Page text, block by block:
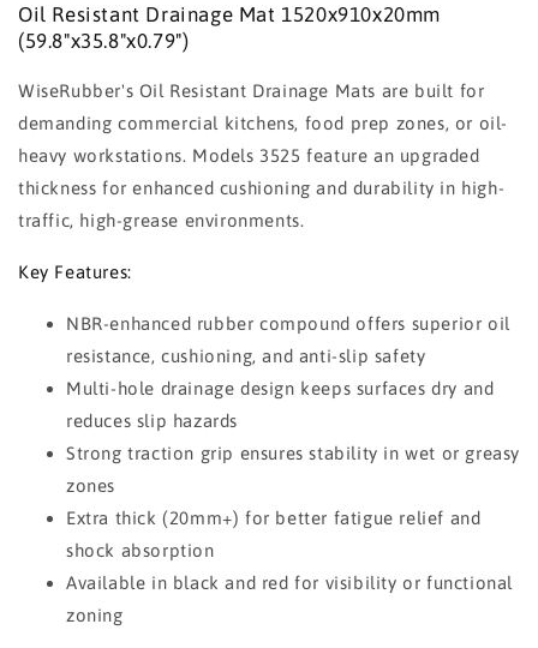
Oil Resistant Drainage Mat 1520x910x20mm
(59.8"x35.8"x0.79")
WiseRubber's Oil Resistant Drainage Mats are built for
demanding commercial kitchens, food prep zones, or oil-
heavy workstations. Models 3525 feature an upgraded
thickness for enhanced cushioning and durability in high-
traffic, high-grease environments.
Key Features:
NBR-enhanced rubber compound offers superior oil
resistance, cushioning, and anti-slip safety
Multi-hole drainage design keeps surfaces dry and
reduces slip hazards
Strong traction grip ensures stability in wet or greasy
zones
Extra thick (20mm+) for better fatigue relief and
shock absorption
Available in black and red for visibility or functional
zoning